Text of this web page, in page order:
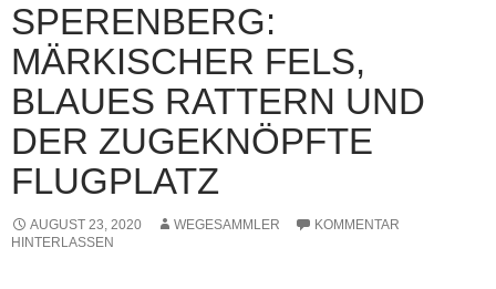
SPERENBERG:
MÄRKISCHER FELS,
BLAUES RATTERN UND
DER ZUGEKNÖPFTE
FLUGPLATZ
AUGUST 23, 2020 WEGESAMMLER
KOMMENTAR
HINTERLASSEN